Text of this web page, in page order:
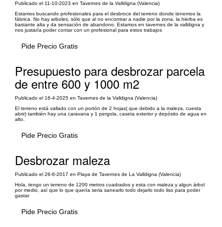
Publicado el 11-10-2023 en Tavernes de la Valldigna (Valencia)
Estamos buscando profesionales para el desbroce del terreno donde tenemos la
fábrica. No hay arboles, sólo que al no encontrar a nadie por la zona, la hierba es
bastante alta y da sensación de abandono. Estamos en tavernes de la valldigna y
nos justaría poder contar con un profesional para estos trabajos
Pide Precio Gratis
Presupuesto para desbrozar parcela
de entre 600 y 1000 m2
Publicado el 16-4-2025 en Tavernes de la Valldigna (Valencia)
El terreno está vallado con un portón de 2 hojas( que debido a la maleza, cuesta
abrir) también hay una caravana y 1 pergola, caseta exterior y depósito de agua en
alto.
Pide Precio Gratis
Desbrozar maleza
Publicado el 26-6-2017 en Playa de Tavernes de La Valldigna (Valencia)
Hola, tengo un terreno de 1200 metros cuadrados y esta con maleza y algun árbol
por medio, así que lo que quería seria sanearlo todo dejarlo todo liso para poder
gastar
Pide Precio Gratis